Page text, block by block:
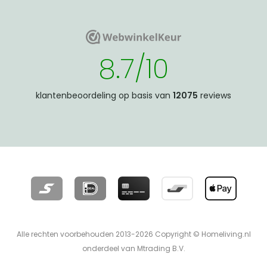
WebwinkelKeurWebwinkelKeur
8.7/10
klantenbeoordeling op basis van 12075 reviews
Alle rechten voorbehouden 2013-2026 Copyright © Homeliving.nl
onderdeel van Mtrading B.V.